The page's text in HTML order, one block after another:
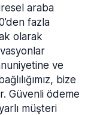
araba
fazla
olarak
ve
bize
Güvenli ödeme
müşteri